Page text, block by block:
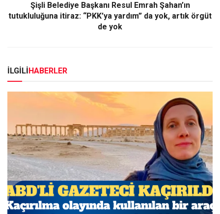
Şişli Belediye Başkanı Resul Emrah Şahan’ın
tutukluluğuna itiraz: “PKK’ya yardım” da yok, artık örgüt
de yok
İLGİLİ HABERLER